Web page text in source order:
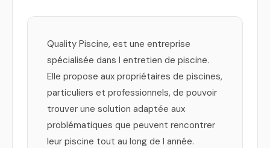
Quality Piscine, est une entreprise
spécialisée dans l entretien de piscine.
Elle propose aux propriétaires de piscines,
particuliers et professionnels, de pouvoir
trouver une solution adaptée aux
problématiques que peuvent rencontrer
leur piscine tout au long de l année.